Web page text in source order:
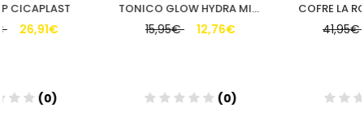
TONICO GLOW HYDRA MILK SEGLE 150ML
12,76€
(0)
COFRE LA ROCHE POSAY PURE VITAMIN C10
33,56€
(0)